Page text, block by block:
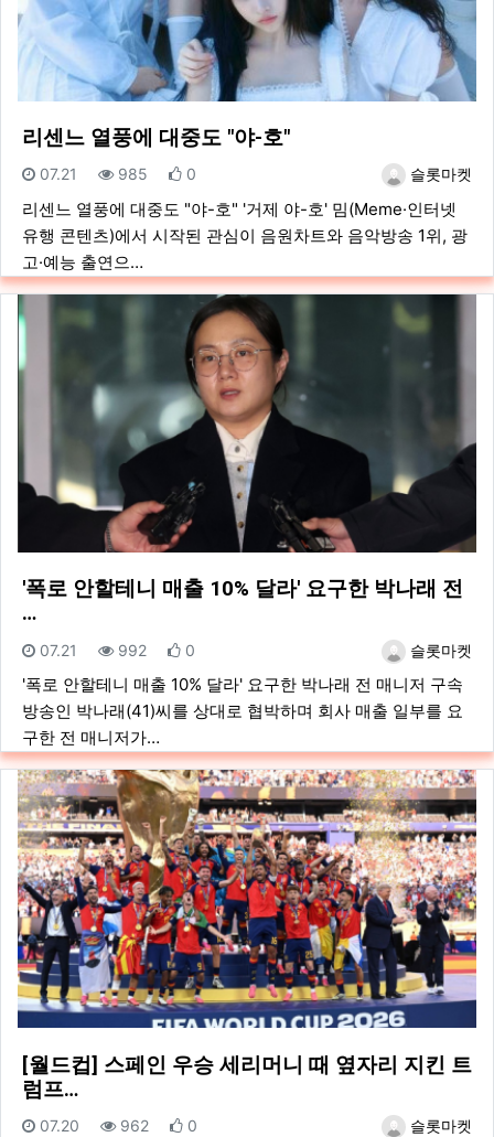
리센느 열풍에 대중도 "야-호"
등록자슬롯마켓
등록일
07.21 조회
985 추천
0
리센느 열풍에 대중도 "야-호" '거제 야-호' 밈(Meme·인터넷
유행 콘텐츠)에서 시작된 관심이 음원차트와 음악방송 1위, 광
고·예능 출연으…
'폭로 안할테니 매출 10% 달라' 요구한 박나래 전
…
등록자슬롯마켓
등록일
07.21 조회
992 추천
0
'폭로 안할테니 매출 10% 달라' 요구한 박나래 전 매니저 구속
방송인 박나래(41)씨를 상대로 협박하며 회사 매출 일부를 요
구한 전 매니저가…
[월드컵] 스페인 우승 세리머니 때 옆자리 지킨 트
럼프…
등록자슬롯마켓
등록일
07.20 조회
962 추천
0